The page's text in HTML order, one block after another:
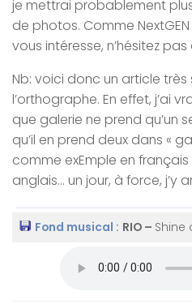
je mettrai probablement
de photos. Comme
vous intéresse, n’hésitez
Nb: voici donc un article
l’orthographe. En effet, j’ai
que galerie ne prend qu’un
qu’il en prend deux dans «
comme exEmple en
anglais… un jour, à force, j’y
Fond musical : RIO – Shine